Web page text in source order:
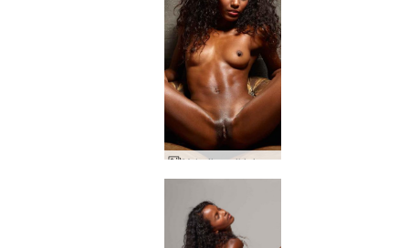
Valerija puikiai pozuoja